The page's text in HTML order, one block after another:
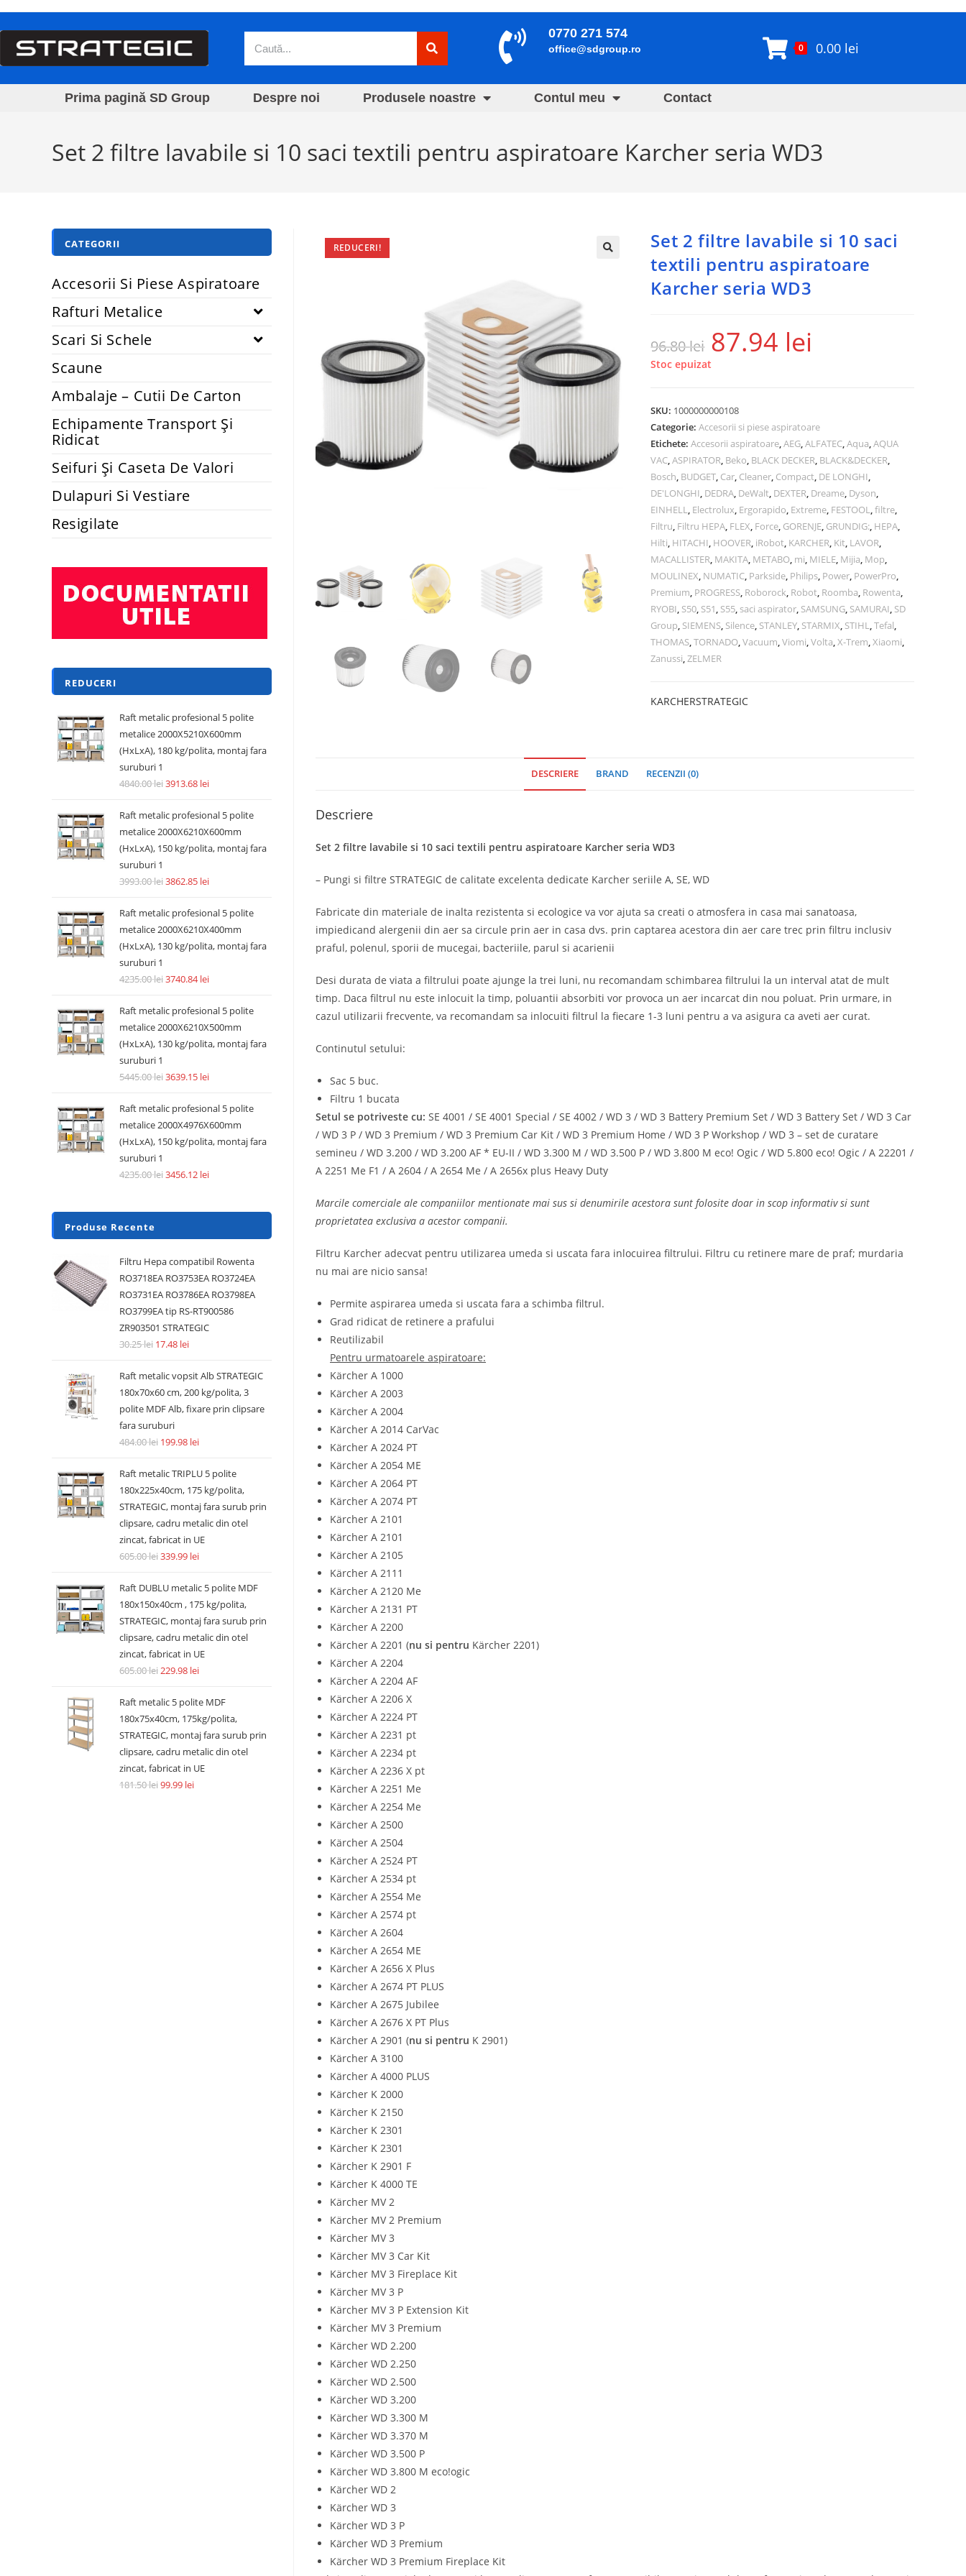
0770 271 574
office@sdgroup.ro 0 0.00 lei
Prima pagină SD Group Despre noi Produsele noastre Contul meu Contact
Set 2 filtre lavabile si 10 saci textili pentru aspiratoare Karcher seria WD3
REDUCERI!
Set 2 filtre lavabile si 10 saci
textili pentru aspiratoare
Karcher seria WD3
96.80lei 87.94 lei
Stoc epuizat
SKU: 1000000000108
Categorie:Accesorii si piese aspiratoare
Etichete:Accesorii aspiratoare,AEG,ALFATEC,Aqua,AQUA
VAC,ASPIRATOR, Beko, BLACK DECKER, BLACK&DECKER,
Bosch, BUDGET, Car, Cleaner, Compact, DE LONGHI,
DE'LONGHI, DEDRA, DeWalt, DEXTER, Dreame, Dyson,
EINHELL, Electrolux, Ergorapido, Extreme, FESTOOL,filtre,
Filtru, Filtru HEPA, FLEX, Force, GORENJE, GRUNDIG:, HEPA,
Hilti, HITACHI, HOOVER, iRobot, KARCHER, Kit, LAVOR,
MACALLISTER, MAKITA, METABO, mi, MIELE, Mijia, Mop,
MOULINEX, NUMATIC, Parkside, Philips, Power, PowerPro,
Premium, PROGRESS, Roborock, Robot, Roomba, Rowenta,
RYOBI, S50, S51, S55, saci aspirator, SAMSUNG, SAMURAI, SD
Group, SIEMENS, Silence, STANLEY, STARMIX, STIHL,Tefal,
THOMAS,TORNADO,Vacuum,Viomi,Volta,X-Trem,Xiaomi,
Zanussi,ZELMER
KARCHERSTRATEGIC
DESCRIERE BRAND RECENZII (0)
Descriere
Set 2 filtre lavabile si 10 saci textili pentru aspiratoare Karcher seria WD3
– Pungi si filtre STRATEGIC de calitate excelenta dedicate Karcher seriile A, SE, WD
Fabricate din materiale de inalta rezistenta si ecologice va vor ajuta sa creati o atmosfera in casa mai sanatoasa,
impiedicand alergenii din aer sa circule prin aer in casa dvs. prin captarea acestora din aer care trec prin filtru inclusiv
praful, polenul, sporii de mucegai, bacteriile, parul si acarienii
Desi durata de viata a filtrului poate ajunge la trei luni, nu recomandam schimbarea filtrului la un interval atat de mult
timp. Daca filtrul nu este inlocuit la timp, poluantii absorbiti vor provoca un aer incarcat din nou poluat. Prin urmare, in
cazul utilizarii frecvente, va recomandam sa inlocuiti filtrul la fiecare 1-3 luni pentru a va asigura ca aveti aer curat.
Continutul setului:
Sac 5 buc.
Filtru 1 bucata
Setul se potriveste cu: SE 4001 / SE 4001 Special / SE 4002 / WD 3 / WD 3 Battery Premium Set / WD 3 Battery Set / WD 3 Car
/ WD 3 P / WD 3 Premium / WD 3 Premium Car Kit / WD 3 Premium Home / WD 3 P Workshop / WD 3 – set de curatare
semineu / WD 3.200 / WD 3.200 AF * EU-II / WD 3.300 M / WD 3.500 P / WD 3.800 M eco! Ogic / WD 5.800 eco! Ogic / A 22201 /
A 2251 Me F1 / A 2604 / A 2654 Me / A 2656x plus Heavy Duty
Marcile comerciale ale companiilor mentionate mai sus si denumirile acestora sunt folosite doar in scop informativ si sunt
proprietatea exclusiva a acestor companii.
Filtru Karcher adecvat pentru utilizarea umeda si uscata fara inlocuirea filtrului. Filtru cu retinere mare de praf; murdaria
nu mai are nicio sansa!
Permite aspirarea umeda si uscata fara a schimba filtrul.
Grad ridicat de retinere a prafului
Reutilizabil
Pentru urmatoarele aspiratoare:
Kärcher A 1000
Kärcher A 2003
Kärcher A 2004
Kärcher A 2014 CarVac
Kärcher A 2024 PT
Kärcher A 2054 ME
Kärcher A 2064 PT
Kärcher A 2074 PT
Kärcher A 2101
Kärcher A 2101
Kärcher A 2105
Kärcher A 2111
Kärcher A 2120 Me
Kärcher A 2131 PT
Kärcher A 2200
Kärcher A 2201 (nu si pentru Kärcher 2201)
Kärcher A 2204
Kärcher A 2204 AF
Kärcher A 2206 X
Kärcher A 2224 PT
Kärcher A 2231 pt
Kärcher A 2234 pt
Kärcher A 2236 X pt
Kärcher A 2251 Me
Kärcher A 2254 Me
Kärcher A 2500
Kärcher A 2504
Kärcher A 2524 PT
Kärcher A 2534 pt
Kärcher A 2554 Me
Kärcher A 2574 pt
Kärcher A 2604
Kärcher A 2654 ME
Kärcher A 2656 X Plus
Kärcher A 2674 PT PLUS
Kärcher A 2675 Jubilee
Kärcher A 2676 X PT Plus
Kärcher A 2901 (nu si pentru K 2901)
Kärcher A 3100
Kärcher A 4000 PLUS
Kärcher K 2000
Kärcher K 2150
Kärcher K 2301
Kärcher K 2301
Kärcher K 2901 F
Kärcher K 4000 TE
Kärcher MV 2
Kärcher MV 2 Premium
Kärcher MV 3
Kärcher MV 3 Car Kit
Kärcher MV 3 Fireplace Kit
Kärcher MV 3 P
Kärcher MV 3 P Extension Kit
Kärcher MV 3 Premium
Kärcher WD 2.200
Kärcher WD 2.250
Kärcher WD 2.500
Kärcher WD 3.200
Kärcher WD 3.300 M
Kärcher WD 3.370 M
Kärcher WD 3.500 P
Kärcher WD 3.800 M eco!ogic
Kärcher WD 2
Kärcher WD 3
Kärcher WD 3 P
Kärcher WD 3 Premium
Kärcher WD 3 Premium Fireplace Kit
CATEGORII
Accesorii Si Piese Aspiratoare
Rafturi Metalice
Scari Si Schele
Scaune
Ambalaje – Cutii De Carton
Echipamente Transport Și
Ridicat
Seifuri Și Caseta De Valori
Dulapuri Si Vestiare
Resigilate
REDUCERI
Raft metalic profesional 5 polite
metalice 2000X5210X600mm
(HxLxA), 180 kg/polita, montaj fara
suruburi 1
4840.00lei3913.68 lei
Raft metalic profesional 5 polite
metalice 2000X6210X600mm
(HxLxA), 150 kg/polita, montaj fara
suruburi 1
3993.00lei3862.85 lei
Raft metalic profesional 5 polite
metalice 2000X6210X400mm
(HxLxA), 130 kg/polita, montaj fara
suruburi 1
4235.00lei3740.84lei
Raft metalic profesional 5 polite
metalice 2000X6210X500mm
(HxLxA), 130 kg/polita, montaj fara
suruburi 1
5445.00lei3639.15 lei
Raft metalic profesional 5 polite
metalice 2000X4976X600mm
(HxLxA), 150 kg/polita, montaj fara
suruburi 1
4235.00lei3456.12 lei
Produse Recente
Filtru Hepa compatibil Rowenta
RO3718EA RO3753EA RO3724EA
RO3731EA RO3786EA RO3798EA
RO3799EA tip RS-RT900586
ZR903501 STRATEGIC
30.25lei 17.48 lei
Raft metalic vopsit Alb STRATEGIC
180x70x60 cm, 200 kg/polita, 3
polite MDF Alb, fixare prin clipsare
fara suruburi
484.00lei 199.98 lei
Raft metalic TRIPLU 5 polite
180x225x40cm, 175 kg/polita,
STRATEGIC, montaj fara surub prin
clipsare, cadru metalic din otel
zincat, fabricat in UE
605.00lei339.99 lei
Raft DUBLU metalic 5 polite MDF
180x150x40cm , 175 kg/polita,
STRATEGIC, montaj fara surub prin
clipsare, cadru metalic din otel
zincat, fabricat in UE
605.00lei229.98 lei
Raft metalic 5 polite MDF
180x75x40cm, 175kg/polita,
STRATEGIC, montaj fara surub prin
clipsare, cadru metalic din otel
zincat, fabricat in UE
181.50lei99.99 lei